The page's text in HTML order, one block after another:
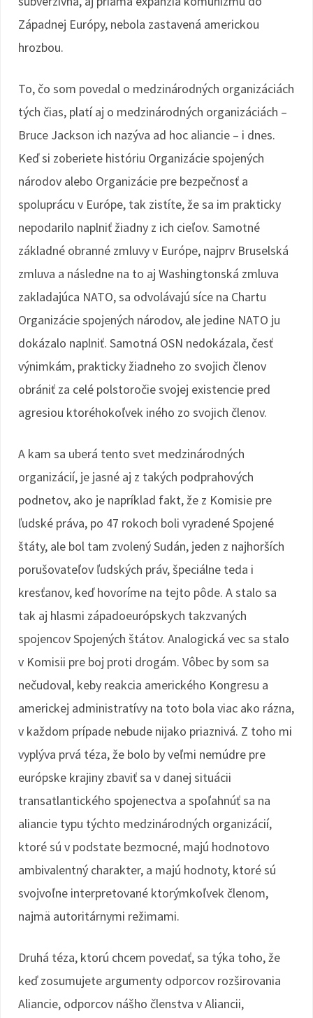
Západnej Európy, nebola zastavená americkou
hrozbou.
To, čo som povedal o medzinárodných organizáciách
tých čias, platí aj o medzinárodných organizáciách –
Bruce Jackson ich nazýva ad hoc aliancie – i dnes.
Keď si zoberiete históriu Organizácie spojených
národov alebo Organizácie pre bezpečnosť a
spoluprácu v Európe, tak zistíte, že sa im prakticky
nepodarilo naplniť žiadny z ich cieľov. Samotné
základné obranné zmluvy v Európe, najprv Bruselská
zmluva a následne na to aj Washingtonská zmluva
zakladajúca NATO, sa odvolávajú síce na Chartu
Organizácie spojených národov, ale jedine NATO ju
dokázalo naplniť. Samotná OSN nedokázala, česť
výnimkám, prakticky žiadneho zo svojich členov
obrániť za celé polstoročie svojej existencie pred
agresiou ktoréhokoľvek iného zo svojich členov.
A kam sa uberá tento svet medzinárodných
organizácií, je jasné aj z takých podprahových
podnetov, ako je napríklad fakt, že z Komisie pre
ľudské práva, po 47 rokoch boli vyradené Spojené
štáty, ale bol tam zvolený Sudán, jeden z najhorších
porušovateľov ľudských práv, špeciálne teda i
kresťanov, keď hovoríme na tejto pôde. A stalo sa
tak aj hlasmi západoeurópskych takzvaných
spojencov Spojených štátov. Analogická vec sa stalo
v Komisii pre boj proti drogám. Vôbec by som sa
nečudoval, keby reakcia amerického Kongresu a
americkej administratívy na toto bola viac ako rázna,
v každom prípade nebude nijako priaznivá. Z toho mi
vyplýva prvá téza, že bolo by veľmi nemúdre pre
európske krajiny zbaviť sa v danej situácii
transatlantického spojenectva a spoľahnúť sa na
aliancie typu týchto medzinárodných organizácií,
ktoré sú v podstate bezmocné, majú hodnotovo
ambivalentný charakter, a majú hodnoty, ktoré sú
svojvoľne interpretované ktorýmkoľvek členom,
najmä autoritárnymi režimami.
Druhá téza, ktorú chcem povedať, sa týka toho, že
keď zosumujete argumenty odporcov rozširovania
Aliancie, odporcov nášho členstva v Aliancii,